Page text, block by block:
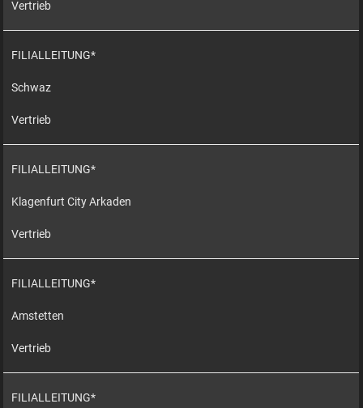
Vertrieb
FILIALLEITUNG*
Schwaz
Vertrieb
FILIALLEITUNG*
Klagenfurt City Arkaden
Vertrieb
FILIALLEITUNG*
Amstetten
Vertrieb
FILIALLEITUNG*